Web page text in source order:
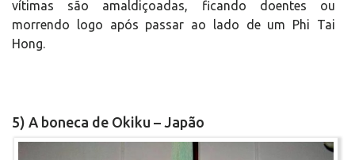
vítimas são amaldiçoadas, ficando doentes ou
morrendo logo após passar ao lado de um Phi Tai
Hong.
5) A boneca de Okiku – Japão